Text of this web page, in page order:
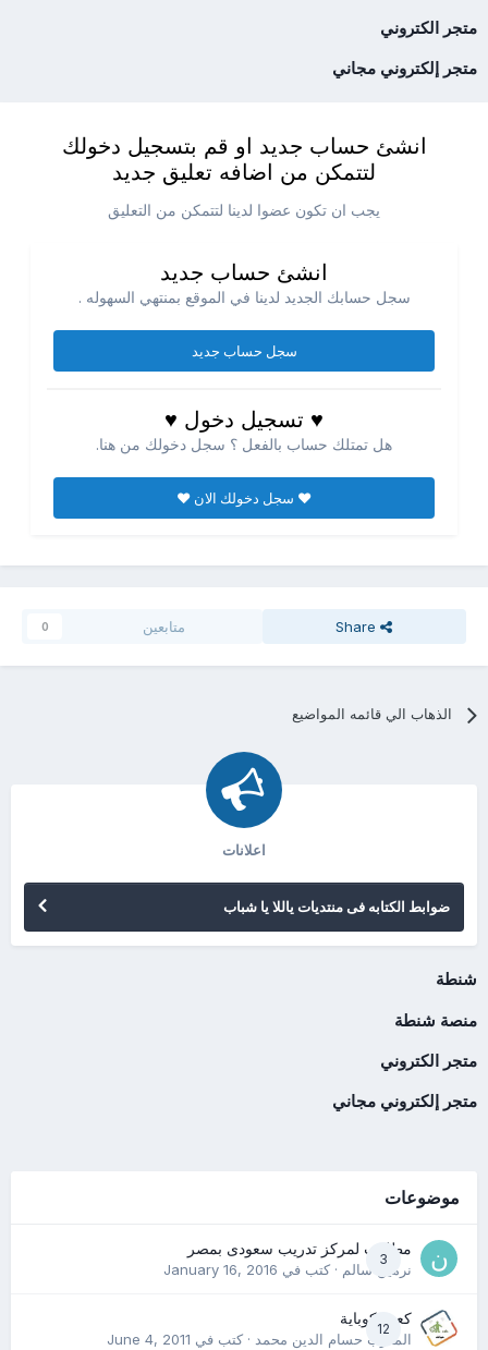
متجر الكتروني
متجر إلكتروني مجاني
انشئ حساب جديد او قم بتسجيل دخولك
لتتمكن من اضافه تعليق جديد
يجب ان تكون عضوا لدينا لتتمكن من التعليق
انشئ حساب جديد
سجل حسابك الجديد لدينا في الموقع بمنتهي السهوله .
سجل حساب جديد
♥ تسجيل دخول ♥
هل تمتلك حساب بالفعل ؟ سجل دخولك من هنا.
♥ سجل دخولك الان ♥
Share متابعين 0
الذهاب الي قائمه المواضيع
اعلانات
ضوابط الكتابه فى منتديات ياللا يا شباب
شنطة
منصة شنطة
متجر الكتروني
متجر إلكتروني مجاني
موضوعات
3
مطلوب لمركز تدريب سعودى بمصر
نرمين سالم· كتب في January 16, 2016
12
كعب كوباية
المدرب حسام الدين محمد· كتب في June 4, 2011